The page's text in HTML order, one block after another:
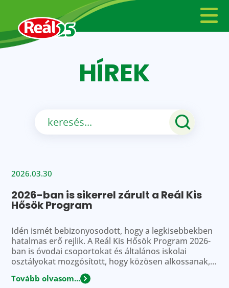
HÍREK
2026.03.30
2026-ban is sikerrel zárult a Reál Kis
Hősök Program
Idén ismét bebizonyosodott, hogy a legkisebbekben
hatalmas erő rejlik. A Reál Kis Hősök Program 2026-
ban is óvodai csoportokat és általános iskolai
osztályokat mozgósított, hogy közösen alkossanak,
pályázzanak és megmutassák, milyen értékek
mentén formálják közösségeiket. A program során
Tovább olvasom...